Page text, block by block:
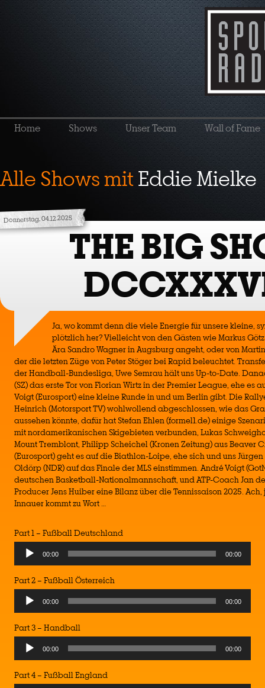
Home Shows Unser Team Wall of Fame
Alle Shows mitEddie Mielke
Donnerstag, 04.12.2025
THE BIG
Ja, wo kommt denn die viele Energie für unsere kleine,
plötzlich her? Vielleicht von den Gästen wie Markus
Ära Sandro Wagner in Augsburg angeht, oder von
der die letzten Züge von Peter Stöger bei Rapid beleuchtet.
der Handball-Bundesliga, Uwe Semrau hält uns Up-to-Date.
(SZ) das erste Tor von Florian Wirtz in der Premier League, ehe es
Voigt (Eurosport) eine kleine Runde in und um Berlin gibt. Die
Heinrich (Motorsport TV) wohlwollend abgeschlossen, wie das
aussehen könnte, dafür hat Stefan Ehlen (formel1.de) einige
mit nordamerikanischen Skigebieten verbunden, Lukas
Mount Tremblont, Philipp Scheichel (Kronen Zeitung) aus Beaver
(Eurosport) geht es auf die Biathlon-Loipe, ehe sich und uns
Oldörp (NDR) auf das Finale der MLS einstimmen. André Voigt
deutschen Basketball-Nationalmannschaft, und ATP-Coach Jan
Producer Jens Huiber eine Bilanz über die Tennissaison 2025.
Innauer kommt zu Wort …
Part 1 – Fußball Deutschland
Audio
Player
00:00 00:00
Part 2 – Fußball Österreich
Audio
Player
00:00 00:00
Part 3 – Handball
Audio
Player
00:00 00:00
Part 4 – Fußball England